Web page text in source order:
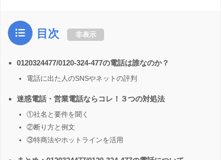
目次 非表示
0120324477/0120-324-477の電話は誰なのか？
電話に出た人のSNSやネットの評判
迷惑電話・営業電話ならコレ！３つの対処法
①社名と要件を聞く
②断り方と例文
③特商法やホットラインを活用